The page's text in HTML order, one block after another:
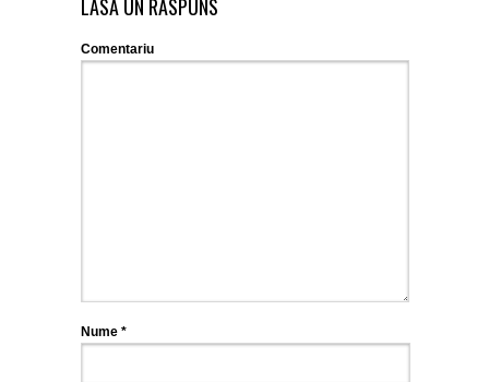
LASĂ UN RĂSPUNS
Comentariu
Nume *